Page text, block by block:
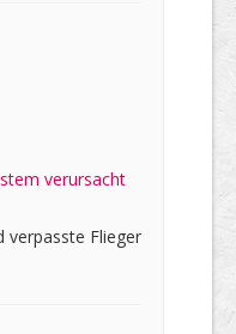
verursacht
verpasste Flieger